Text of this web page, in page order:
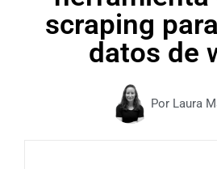
scraping
datos de
Por Laura